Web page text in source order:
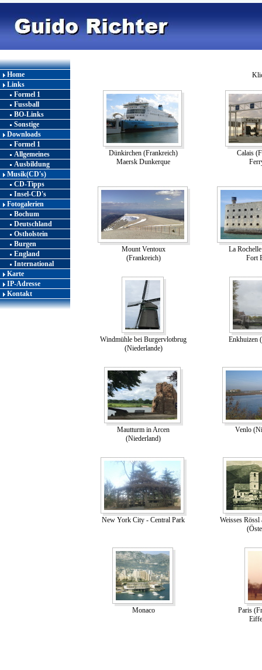
Home
Links
Formel 1
Fussball
BO-Links
Sonstige
Downloads
Formel 1
Allgemeines
Ausbildung
Musik(CD's)
CD-Tipps
Insel-CD's
Fotogalerien
Bochum
Deutschland
Ostholstein
Burgen
England
International
Karte
IP-Adresse
Kontakt
Dünkirchen (Frankreich)
Maersk Dunkerque
Calais
Mount Ventoux
(Frankreich)
La
Fort
Windmühle bei Burgervlotbrug
(Niederlande)
Enkhuizen
Mautturm in Arcen
(Niederland)
Venlo
New York City - Central Park
Weisses Rössl
Monaco
Paris